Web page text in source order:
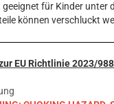
geeignet für Kinder unter
können verschluckt
EU Richtlinie 2023/